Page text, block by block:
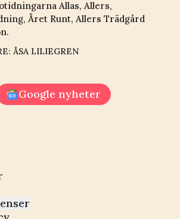
Allas, Allers,
Året Runt, Allers Trädgård
ÅSA LILIEGREN
Google nyheter